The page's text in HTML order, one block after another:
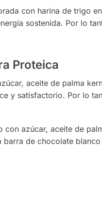
con harina de trigo
sostenida. Por lo
Proteica
aceite de palma
y satisfactorio. Por lo
azúcar, aceite de
de chocolate